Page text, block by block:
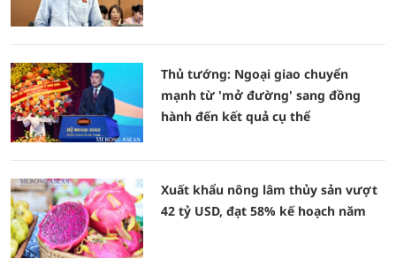
Thủ tướng: Ngoại giao chuyển
mạnh từ 'mở đường' sang đồng
hành đến kết quả cụ thể
Xuất khẩu nông lâm thủy sản vượt
42 tỷ USD, đạt 58% kế hoạch năm